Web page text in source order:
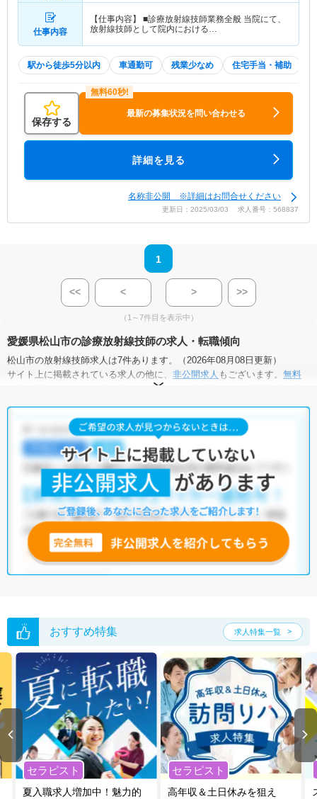
仕事内容
【仕事内容】 ■診療放射線技師業務全般 当院にて、
放射線技師として院内における…
駅から徒歩5分以内 車通勤可 残業少なめ 住宅手当・補助
保存する
最新の募集状況を問い合わせる
詳細を見る
名称非公開 ※詳細はお問合せください
更新日：2025/03/03 求人番号：568837
1
<< < > >>
（1～7件目を表示中）
愛媛県松山市の診療放射線技師の求人・転職傾向
松山市の放射線技師求人は7件あります。（2026年08月08日更新）
サイト上に掲載されている求人の他に、 非公開求人 もございます。 無料
にお申し込みいただくと、全求人からご希望条件に合
松山市の放射線技師求人では以下のような条件が人気です。
積極採用中・新卒OK・ 残業少なめ ・ 正社員(正職員)
・クリニック
他の条件でも人気の求人がございますので、「こだわり条件」から検索
いただくか、お気軽にお問い合わせください。
全国の放射線技師求人から検索いただくことも可能です。
無料転職支援サービス
にお申し込みいただくと、ご希望条件をヒアリン
グした上で求人をご提案いたします。
ご希望条件がまだ定まっていない方は人気の希望条件をピックアップし
い。
おすすめ特集 求人特集一覧
セラピスト
夏入職求人増加中！魅力的
セラピスト
高年収＆土日休みを狙え